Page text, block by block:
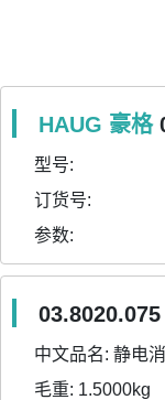
HAUG 豪格
型号:
订货号:
参数:
中文品名: 静电
毛重: 1.5000kg